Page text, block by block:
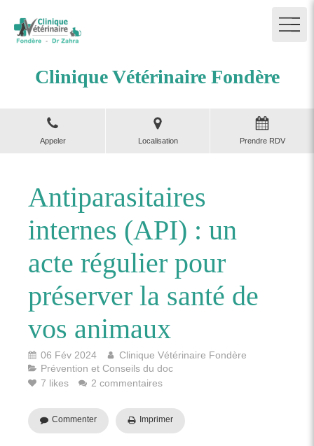
Clinique Vétérinaire Fondère
Appeler Localisation Prendre RDV
Antiparasitaires
internes (API) : un
acte régulier pour
préserver la santé de
vos animaux
06 Fév 2024
Clinique Vétérinaire Fondère
Prévention et Conseils du doc
7 likes
2 commentaires
Commenter Imprimer